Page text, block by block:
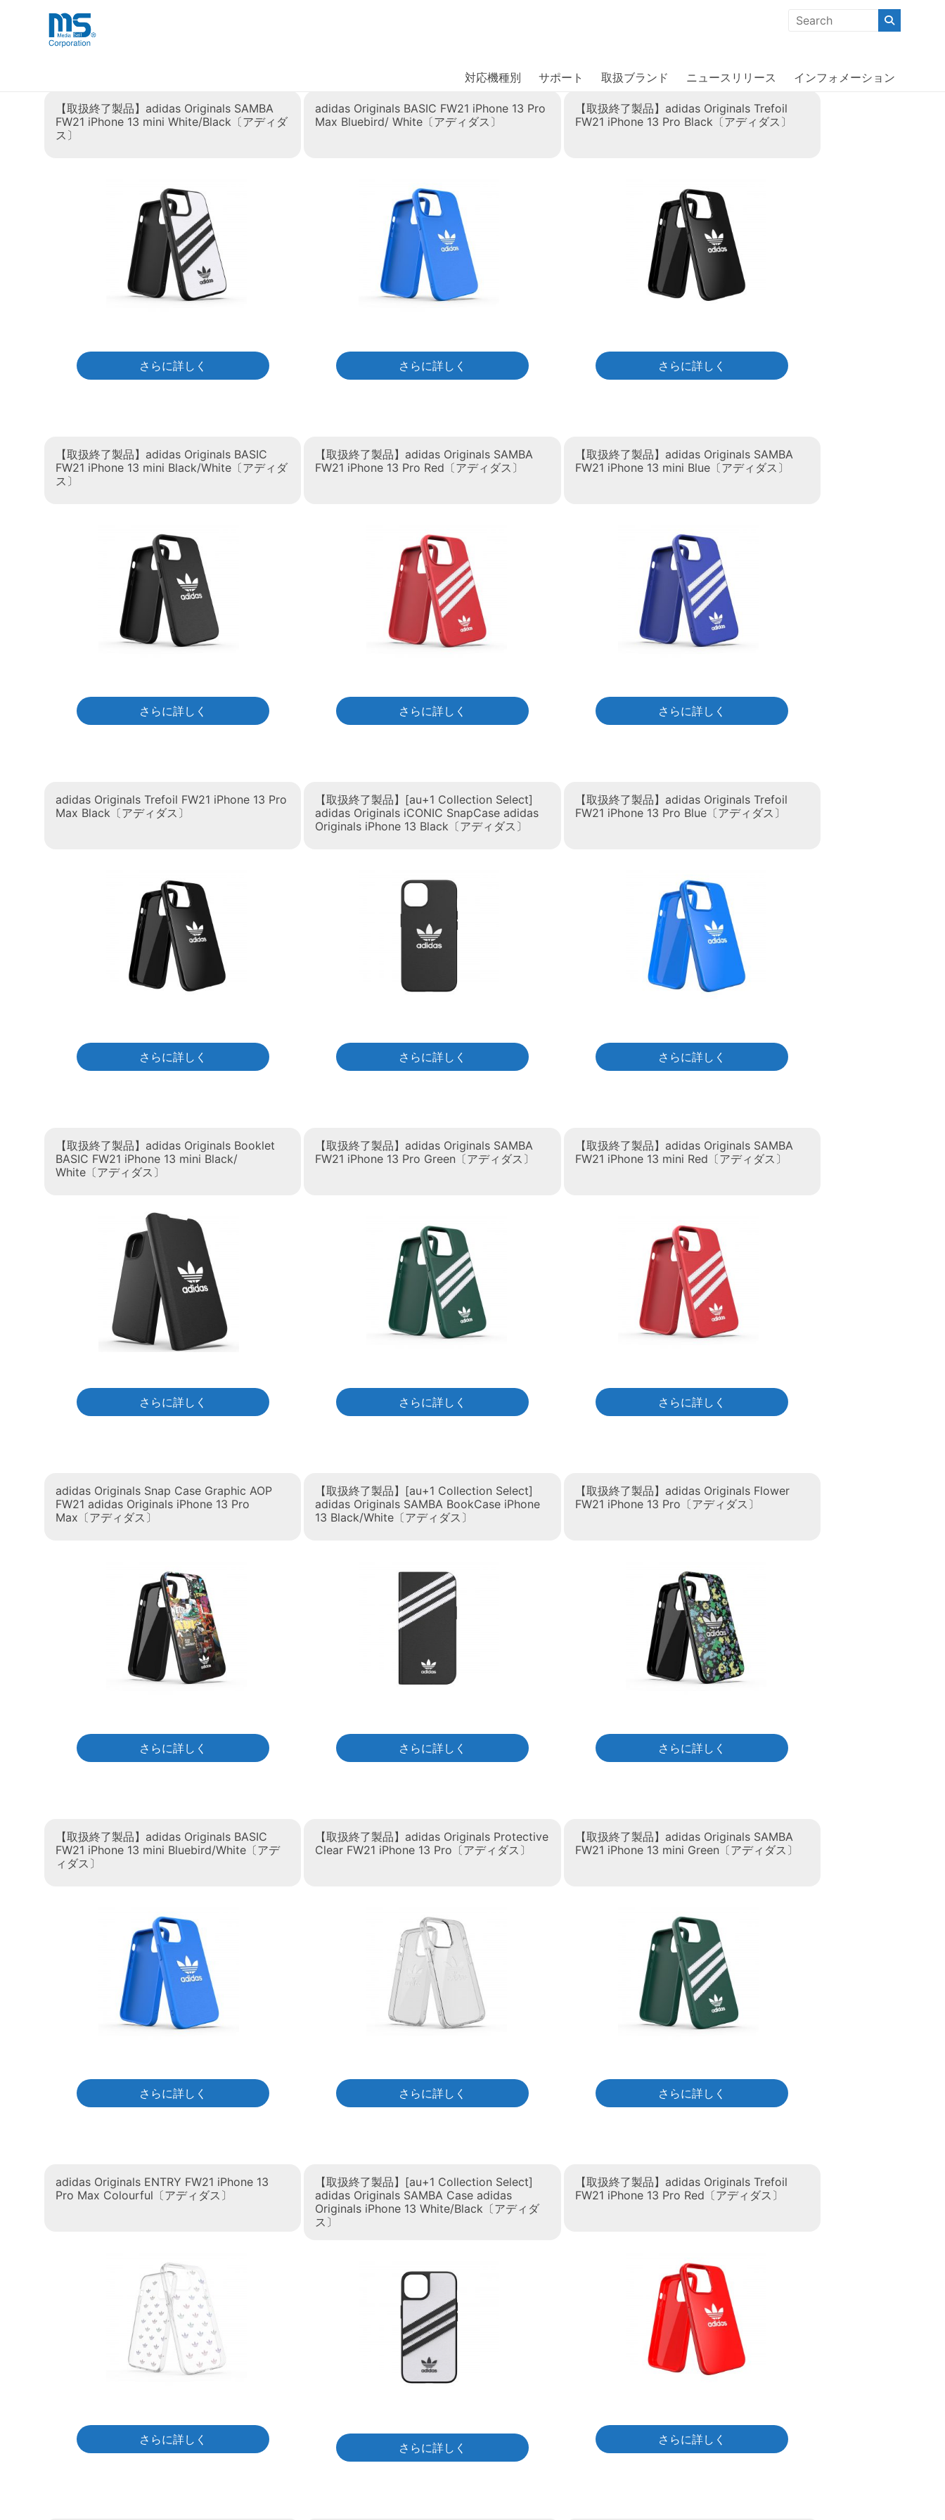
海外事業部が取り揃えている海外輸入商品には、日本では珍しい「海外ブランド」をはじめ「ユニークな商品」「機能的な商品」「コストパフォーマンスの高い商
対応機種別 サポート 取扱ブランド ニュースリリース インフォメーション
【取扱終了製品】adidas Originals SAMBA
FW21 iPhone 13 mini White/Black〔アディダ
ス〕
さらに詳しく
adidas Originals BASIC FW21 iPhone 13 Pro
Max Bluebird/ White〔アディダス〕
さらに詳しく
【取扱終了製品】adidas Originals Trefoil
FW21 iPhone 13 Pro Black〔アディダス〕
さらに詳しく
【取扱終了製品】adidas Originals BASIC
FW21 iPhone 13 mini Black/White〔アディダ
ス〕
さらに詳しく
【取扱終了製品】adidas Originals SAMBA
FW21 iPhone 13 Pro Red〔アディダス〕
さらに詳しく
【取扱終了製品】adidas Originals SAMBA
FW21 iPhone 13 mini Blue〔アディダス〕
さらに詳しく
adidas Originals Trefoil FW21 iPhone 13 Pro
Max Black〔アディダス〕
さらに詳しく
【取扱終了製品】[au+1 Collection Select]
adidas Originals iCONIC SnapCase adidas
Originals iPhone 13 Black〔アディダス〕
さらに詳しく
【取扱終了製品】adidas Originals Trefoil
FW21 iPhone 13 Pro Blue〔アディダス〕
さらに詳しく
【取扱終了製品】adidas Originals Booklet
BASIC FW21 iPhone 13 mini Black/
White〔アディダス〕
さらに詳しく
【取扱終了製品】adidas Originals SAMBA
FW21 iPhone 13 Pro Green〔アディダス〕
さらに詳しく
【取扱終了製品】adidas Originals SAMBA
FW21 iPhone 13 mini Red〔アディダス〕
さらに詳しく
adidas Originals Snap Case Graphic AOP
FW21 adidas Originals iPhone 13 Pro
Max〔アディダス〕
さらに詳しく
【取扱終了製品】[au+1 Collection Select]
adidas Originals SAMBA BookCase iPhone
13 Black/White〔アディダス〕
さらに詳しく
【取扱終了製品】adidas Originals Flower
FW21 iPhone 13 Pro〔アディダス〕
さらに詳しく
【取扱終了製品】adidas Originals BASIC
FW21 iPhone 13 mini Bluebird/White〔アデ
ィダス〕
さらに詳しく
【取扱終了製品】adidas Originals Protective
Clear FW21 iPhone 13 Pro〔アディダス〕
さらに詳しく
【取扱終了製品】adidas Originals SAMBA
FW21 iPhone 13 mini Green〔アディダス〕
さらに詳しく
adidas Originals ENTRY FW21 iPhone 13
Pro Max Colourful〔アディダス〕
さらに詳しく
【取扱終了製品】[au+1 Collection Select]
adidas Originals SAMBA Case adidas
Originals iPhone 13 White/Black〔アディダ
ス〕
さらに詳しく
【取扱終了製品】adidas Originals Trefoil
FW21 iPhone 13 Pro Red〔アディダス〕
さらに詳しく